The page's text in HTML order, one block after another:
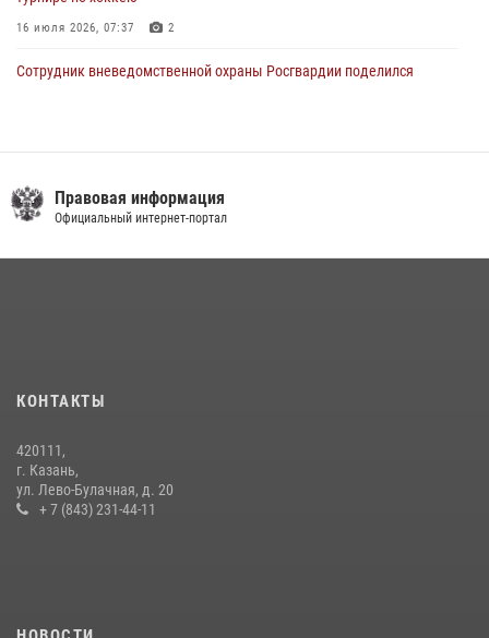
16 июля 2026, 07:37 2
Сотрудник вневедомственной охраны Росгвардии поделился
в краже
23 июля 2026, 06:47
В Казани Росгвардия приняла участие в обеспечении безопасности
крестного хода и освящения храма
22 июля 2026, 07:41
Правовая информация
Официальный интернет-портал
КОНТАКТЫ
420111,
г. Казань,
ул. Лево-Булачная, д. 20
+ 7 (843) 231-44-11